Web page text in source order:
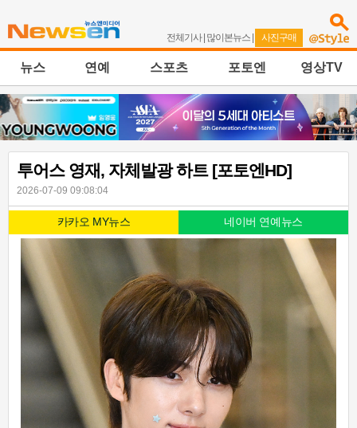
전체기사| 많이본뉴스 | 사진구매
뉴스 연예 스포츠 포토엔 영상TV
투어스 영재, 자체발광 하트 [포토엔HD]
2026-07-09 09:08:04
카카오 MY뉴스 네이버 연예뉴스